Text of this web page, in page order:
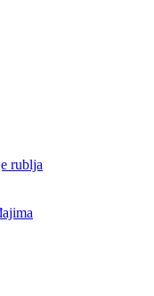
rublja